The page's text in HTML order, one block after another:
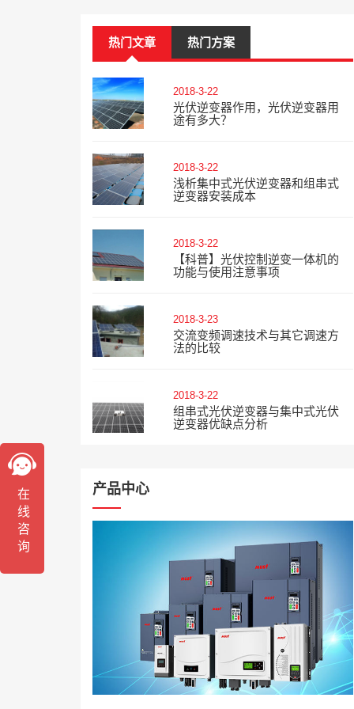
热门文章 热门方案
2018-3-22
光伏逆变器作用，光伏逆变器用
途有多大？
2018-3-22
浅析集中式光伏逆变器和组串式
逆变器安装成本
2018-3-22
【科普】光伏控制逆变一体机的
功能与使用注意事项
2018-3-23
交流变频调速技术与其它调速方
法的比较
2018-3-22
组串式光伏逆变器与集中式光伏
逆变器优缺点分析
产品中心
在线咨询